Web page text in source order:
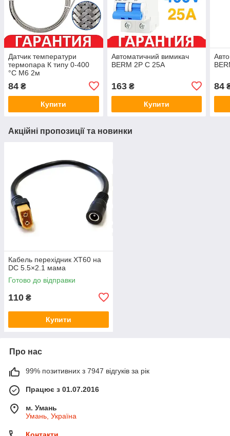
Датчик температури
термопара К типу 0-400
°C М6 2м
84 ₴
Купити
Автоматичний вимикач
BERM 2Р C 25А
163₴
Купити
84
Акційні пропозиції та новинки
Кабель перехідник XT60 на
DC 5.5×2.1 мама
Готово до відправки
110 ₴
Купити
Про нас
99% позитивних з 7947 відгуків за рік
Працює з 01.07.2016
м. Умань
Умань, Україна